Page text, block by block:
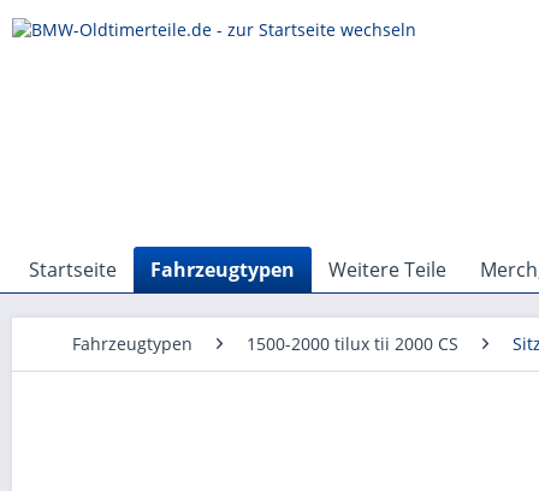
Startseite Fahrzeugtypen Weitere Teile
Fahrzeugtypen 1500-2000 tilux tii 2000 CS